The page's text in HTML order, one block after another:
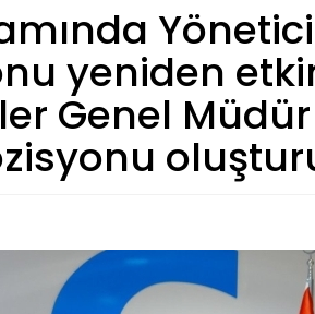
yeniden
Genel Müdür